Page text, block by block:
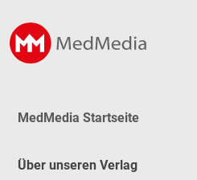
MedMedia Startseite
Über unseren Verlag